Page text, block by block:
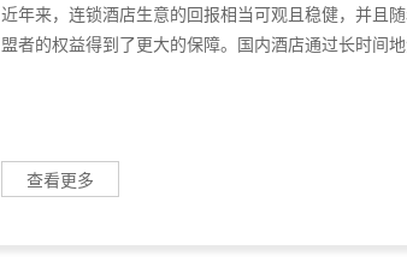
近年来，连锁酒店生意的回报相当可观且稳健，并且
盟者的权益得到了更大的保障。国内酒店通过长时间
查看更多